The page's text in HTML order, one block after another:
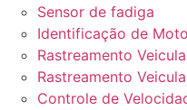
Sensor de fadiga
Identificação de
Rastreamento
Rastreamento
Controle de